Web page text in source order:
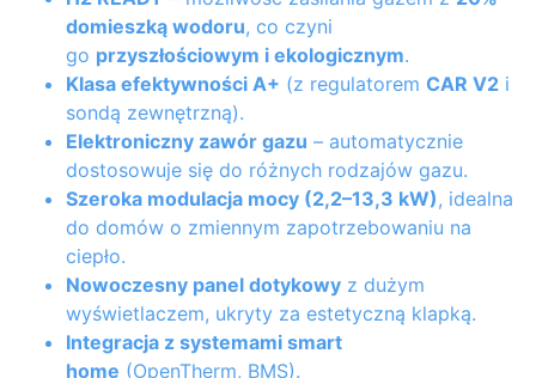
domieszką wodoru, co czyni
go przyszłościowym i ekologicznym.
Klasa efektywności A+ (z regulatorem CAR V2 i
sondą zewnętrzną).
Elektroniczny zawór gazu – automatycznie
dostosowuje się do różnych rodzajów gazu.
Szeroka modulacja mocy (2,2–13,3 kW), idealna
do domów o zmiennym zapotrzebowaniu na
ciepło.
Nowoczesny panel dotykowy z dużym
wyświetlaczem, ukryty za estetyczną klapką.
Integracja z systemami smart
home (OpenTherm, BMS).